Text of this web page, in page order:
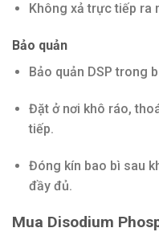
Không xả trực tiếp ra
Bảo quản
Bảo quản DSP trong
Đặt ở nơi khô ráo,
tiếp.
Đóng kín bao bì sau
đầy đủ.
Mua Disodium